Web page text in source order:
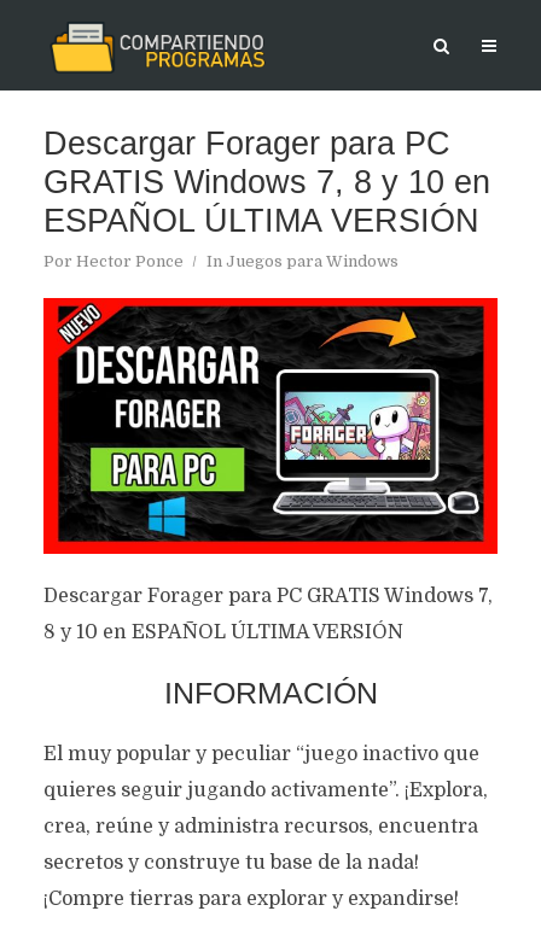
Descargar Forager para PC
GRATIS Windows 7, 8 y 10 en
ESPAÑOL ÚLTIMA VERSIÓN
Por Hector Ponce In Juegos para Windows
Descargar Forager para PC GRATIS Windows 7,
8 y 10 en ESPAÑOL ÚLTIMA VERSIÓN
INFORMACIÓN
El muy popular y peculiar “juego inactivo que
quieres seguir jugando activamente”. ¡Explora,
crea, reúne y administra recursos, encuentra
secretos y construye tu base de la nada!
¡Compre tierras para explorar y expandirse!